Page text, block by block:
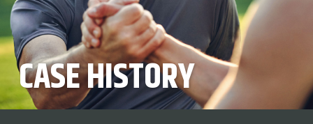
CASE HISTORY